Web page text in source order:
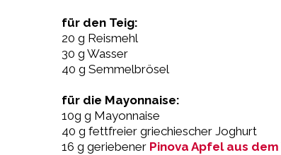
für den Teig:
20 g Reismehl
30 g Wasser
40 g Semmelbrösel
für die Mayonnaise:
10g g Mayonnaise
40 g fettfreier griechiescher Joghurt
16 g geriebener Pinova Apfel aus dem